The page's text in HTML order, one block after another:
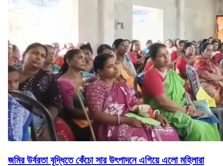
জমির উর্বরতা বৃদ্ধিতে কেঁচো সার উৎপাদনে এগিয়ে এলো মহিলারা